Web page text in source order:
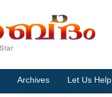
Archives Let Us Help